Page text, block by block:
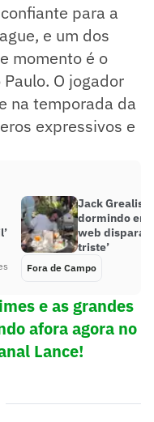
para a
e um dos
momento é o
O jogador
na temporada da
expressivos e
Jack Grealish
dormindo em
web dispara:
triste’
Fora de Campo
e as grandes
afora agora no
Lance!